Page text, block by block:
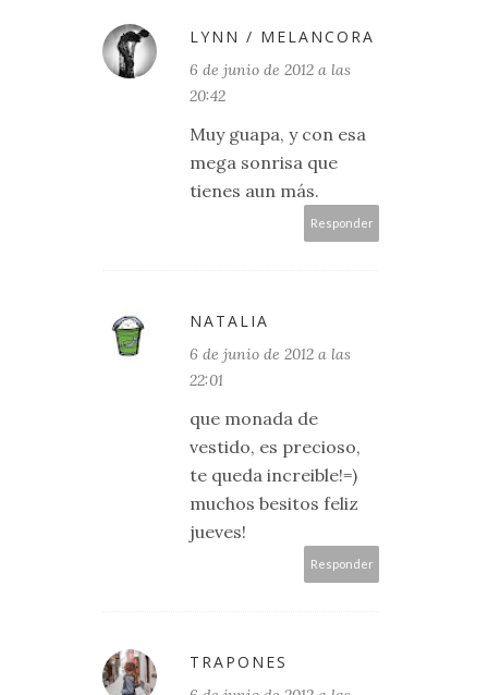
LYNN / MELANCORA
6 de junio de 2012 a las
20:42
Muy guapa, y con esa
mega sonrisa que
tienes aun más.
Responder
NATALIA
6 de junio de 2012 a las
22:01
que monada de
vestido, es precioso,
te queda increible!=)
muchos besitos feliz
jueves!
Responder
TRAPONES